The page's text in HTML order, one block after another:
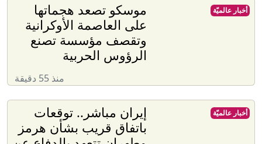
موسكو تصعد هجماتها
على العاصمة الأوكرانية
وتقصف مؤسسة تصنع
الرؤوس الحربية
منذ 55 دقيقة
أخبار عالميّة
إيران مباشر.. توقعات
باتفاق قريب بشأن هرمز
أخبار عالميّة